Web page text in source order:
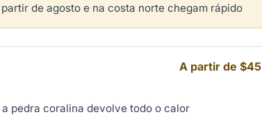
de agosto e na costa norte chegam rápido
A partir de $45
pedra coralina devolve todo o calor